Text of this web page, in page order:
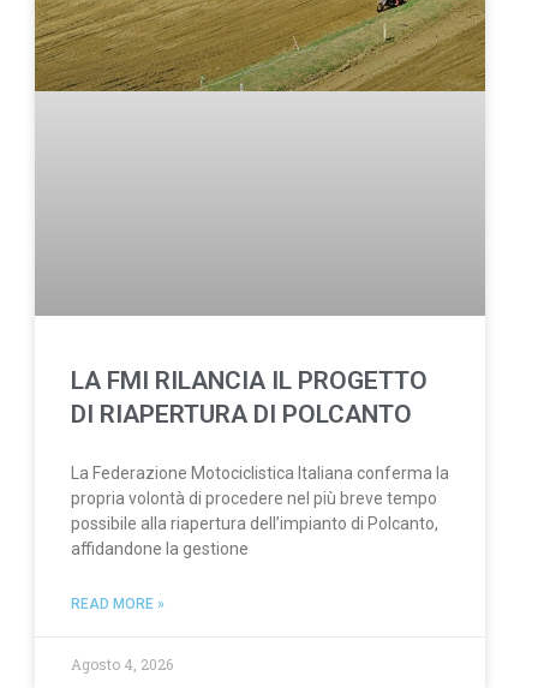
LA FMI RILANCIA IL PROGETTO
DI RIAPERTURA DI POLCANTO
La Federazione Motociclistica Italiana conferma la
propria volontà di procedere nel più breve tempo
possibile alla riapertura dell’impianto di Polcanto,
affidandone la gestione
READ MORE »
Agosto 4, 2026